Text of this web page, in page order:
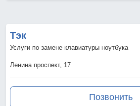
Тэк
Услуги по замене клавиатуры ноутбука
Ленина проспект, 17
Позвонить